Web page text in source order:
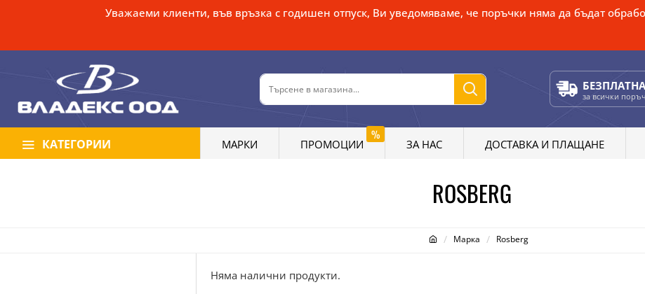
Уважаеми клиенти, във връзка с годишен отпуск, Ви уведомяваме, че поръчки няма да бъдат
за всички
КАТЕГОРИИ МАРКИ ПРОМОЦИИ
%
ЗА НАС ДОСТАВКА И ПЛАЩАНЕ
Марка Rosberg
ROSBERG
Няма налични продукти.